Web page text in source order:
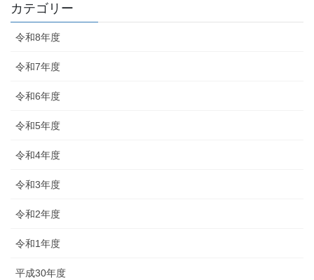
カテゴリー
令和8年度
令和7年度
令和6年度
令和5年度
令和4年度
令和3年度
令和2年度
令和1年度
平成30年度